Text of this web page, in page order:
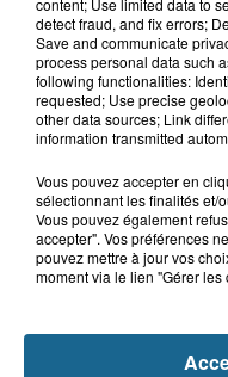
Grand jeu de l'été :
detect fraud, and fix errors;
Save and communicate
process personal data such
following functionalities:
requested; Use precise
other data sources; Link
information transmitted
Vous pouvez accepter en
sélectionnant les finalités et/
Vous pouvez également
accepter". Vos préférences
pouvez mettre à jour vos
moment via le lien "Gérer